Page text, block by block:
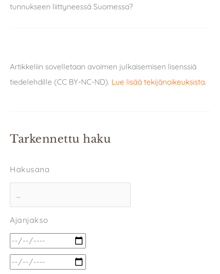
tunnukseen liittyneessä Suomessa?
Artikkeliin sovelletaan avoimen julkaisemisen lisenssiä
tiedelehdille (CC BY-NC-ND). Lue lisää tekijänoikeuksista.
Tarkennettu haku
Hakusana
Ajanjakso